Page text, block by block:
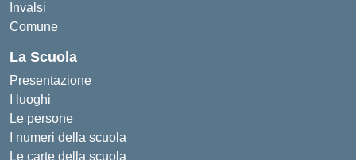
Invalsi
Comune
La Scuola
Presentazione
I luoghi
Le persone
I numeri della scuola
Le carte della scuola